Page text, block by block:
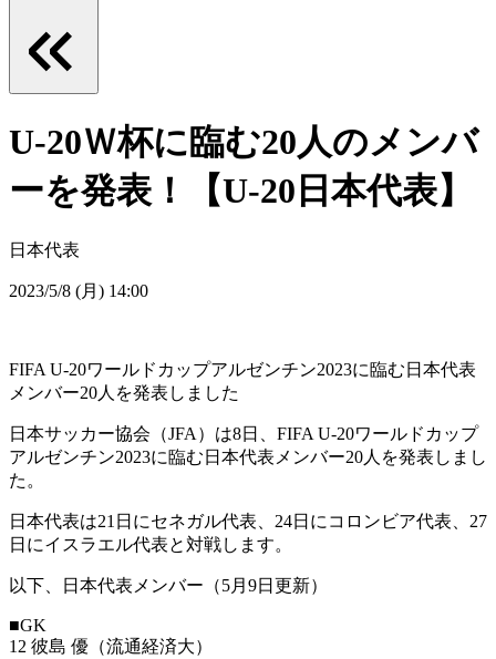
U-20Ｗ杯に臨む20人のメンバ
ーを発表！【U-20日本代表】
日本代表
2023/5/8 (月) 14:00
FIFA U-20ワールドカップアルゼンチン2023に臨む日本代表
メンバー20人を発表しました
日本サッカー協会（JFA）は8日、FIFA U-20ワールドカップ
アルゼンチン2023に臨む日本代表メンバー20人を発表しまし
た。
日本代表は21日にセネガル代表、24日にコロンビア代表、27
日にイスラエル代表と対戦します。
以下、日本代表メンバー（5月9日更新）
■GK
12 彼島 優（流通経済大）